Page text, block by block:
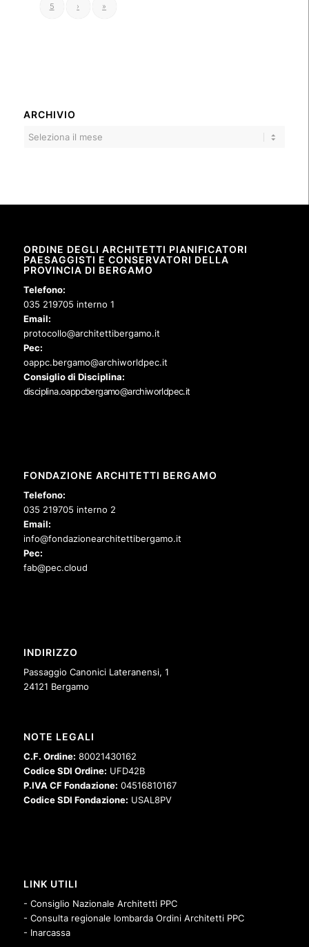
5 › »
ARCHIVIO
ORDINE DEGLI ARCHITETTI PIANIFICATORI
PAESAGGISTI E CONSERVATORI DELLA
PROVINCIA DI BERGAMO
Telefono:
035 219705 interno 1
Email:
protocollo@architettibergamo.it
Pec:
oappc.bergamo@archiworldpec.it
Consiglio di Disciplina:
disciplina.oappcbergamo@archiworldpec.it
FONDAZIONE ARCHITETTI BERGAMO
Telefono:
035 219705 interno 2
Email:
info@fondazionearchitettibergamo.it
Pec:
fab@pec.cloud
INDIRIZZO
Passaggio Canonici Lateranensi, 1
24121 Bergamo
NOTE LEGALI
C.F. Ordine: 80021430162
Codice SDI Ordine: UFD42B
P.IVA CF Fondazione: 04516810167
Codice SDI Fondazione: USAL8PV
LINK UTILI
- Consiglio Nazionale Architetti PPC
- Consulta regionale lombarda Ordini Architetti PPC
- Inarcassa